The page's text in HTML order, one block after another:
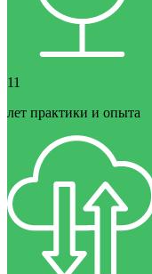
11
лет практики и опыта